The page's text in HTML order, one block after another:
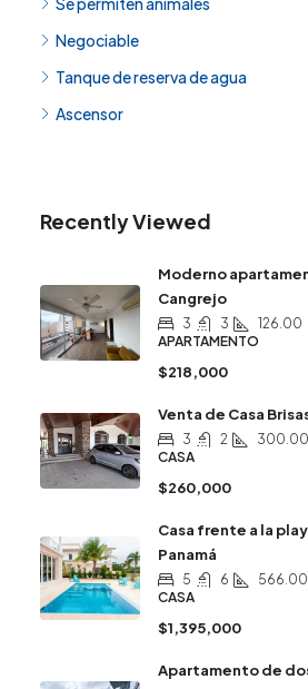
Negociable
Tanque de reserva de agua
Ascensor
Recently Viewed
Moderno
Cangrejo
3 3 126.00
APARTAMENTO
$218,000
Venta de Casa
3 2 300.00
CASA
$260,000
Casa frente a la
Panamá
5 6 566.00
CASA
$1,395,000
Apartamento de